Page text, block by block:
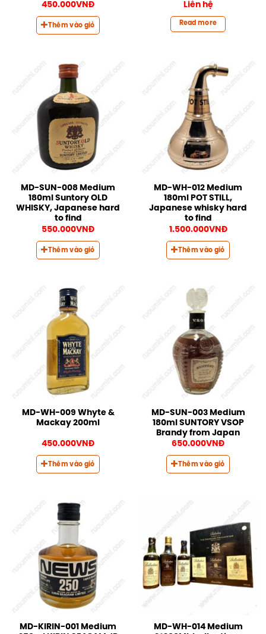
450.000VNĐ
Thêm vào giỏ
Liên hệ
Read more
MD-SUN-008 Medium
180ml Suntory OLD
WHISKY, Japanese hard
to find
550.000VNĐ
Thêm vào giỏ
MD-WH-012 Medium
180ml POT STILL,
Japanese whisky hard
to find
1.500.000VNĐ
Thêm vào giỏ
MD-WH-009 Whyte &
Mackay 200ml
450.000VNĐ
Thêm vào giỏ
MD-SUN-003 Medium
180ml SUNTORY VSOP
Brandy from Japan
650.000VNĐ
Thêm vào giỏ
MD-KIRIN-001 Medium
MD-WH-014 Medium